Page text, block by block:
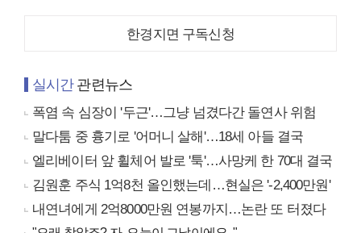
한경지면 구독신청
실시간관련뉴스
폭염 속 심장이 '두근'…그냥 넘겼다간 돌연사 위험
말다툼 중 흉기로 '어머니 살해'…18세 아들 결국
엘리베이터 앞 휠체어 발로 '툭'…사망케 한 70대 결국
김원훈 주식 1억8천 올인했는데…현실은 '-2,400만원'
내연녀에게 2억8000만원 연봉까지…논란 또 터졌다